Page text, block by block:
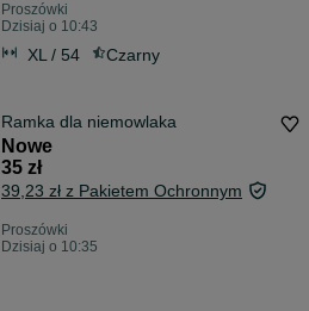
Proszówki
Dzisiaj o 10:43
XL / 54 Czarny
Ramka dla niemowlaka
Nowe
35 zł
39,23 zł z Pakietem Ochronnym
Proszówki
Dzisiaj o 10:35